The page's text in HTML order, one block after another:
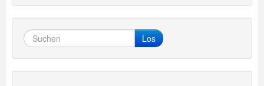
Los